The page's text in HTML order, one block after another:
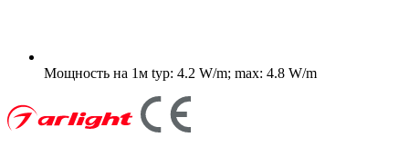
Мощность на 1м typ: 4.2 W/m; max: 4.8 W/m